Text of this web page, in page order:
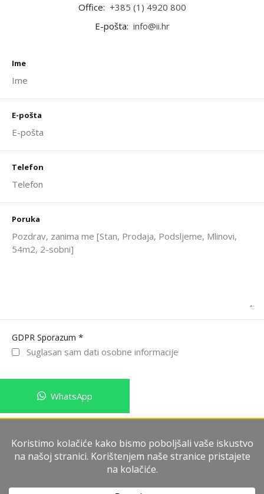
Office: +385 (1) 4920 800
E-pošta: info@ii.hr
Ime
E-pošta
Telefon
Poruka
GDPR Sporazum *
Suglasan sam dati osobne informacije
WhatsApp